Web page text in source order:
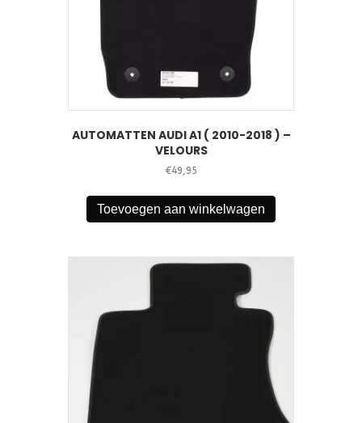
AUTOMATTEN AUDI A1 ( 2010-2018 ) –
VELOURS
€49,95
Toevoegen aan winkelwagen